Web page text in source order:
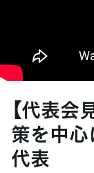
【代表会
策を中
代表